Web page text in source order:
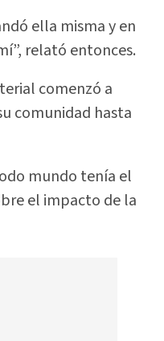
ella misma y en
relató entonces.
comenzó a
comunidad hasta
mundo tenía el
el impacto de la